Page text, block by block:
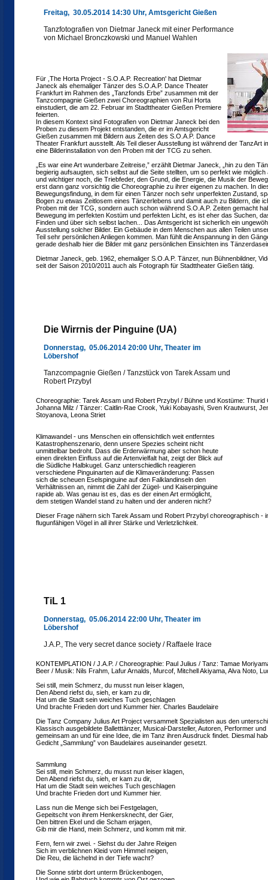
Freitag, 30.05.2014 14:30 Uhr, Amtsgericht Gießen
Tanzfotografien von Dietmar Janeck mit einer Performance
von Michael Bronczkowski und Manuel Wahlen
Für ,The Horta Project - S.O.A.P. Recreation' hat Dietmar
Janeck als ehemaliger Tänzer des S.O.A.P. Dance Theater
Frankfurt im Rahmen des „Tanzfonds Erbe” zusammen mit der
Tanzcompagnie Gießen zwei Choreographien von Rui Horta
einstudiert, die am 22. Februar im Stadttheater Gießen Premiere
feierten.
In diesem Kontext sind Fotografien von Dietmar Janeck bei den
Proben zu diesem Projekt entstanden, die er im Amtsgericht
Gießen zusammen mit Bildern aus Zeiten des S.O.A.P. Dance
Theater Frankfurt ausstellt. Als Teil dieser Ausstellung ist während der TanzArt
eine Bilderinstallation von den Proben mit der TCG zu sehen.
„Es war eine Art wunderbare Zeitreise,” erzählt Dietmar Janeck, „hin zu den
begierig aufsaugten, sich selbst auf die Seite stellten, um so perfekt wie
und wichtiger noch, die Triebfeder, den Grund, die Energie, die Musik der
erst dann ganz vorsichtig die Choreographie zu ihrer eigenen zu machen. In
Bewegungsfindung, in dem für einen Tänzer noch sehr unperfekten Zustand,
Bogen zu etwas Zeitlosem eines Tänzerlebens und damit auch zu Bildern, die
Proben mit der TCG, sondern auch schon während S.O.A.P. Zeiten gemacht
Bewegung im perfekten Kostüm und perfekten Licht, es ist eher das Suchen,
Finden und über sich selbst lachen... Das Amtsgericht ist sicherlich ein
Ausstellung solcher Bilder. Ein Gebäude in dem Menschen aus allen Teilen
Teil sehr persönlichen Anliegen kommen. Man fühlt die Anspannung in den
gerade deshalb hier die Bilder mit ganz persönlichen Einsichten ins
Dietmar Janeck, geb. 1962, ehemaliger S.O.A.P. Tänzer, nun Bühnenbildner,
seit der Saison 2010/2011 auch als Fotograph für Stadttheater Gießen tätig.
Die Wirrnis der Pinguine (UA)
Donnerstag, 05.06.2014 20:00 Uhr, Theater im
Löbershof
Tanzcompagnie Gießen / Tanzstück von Tarek Assam und
Robert Przybyl
Choreographie: Tarek Assam und Robert Przybyl / Bühne und Kostüme: Thurid
Johanna Milz / Tänzer: Caitlin-Rae Crook, Yuki Kobayashi, Sven Krautwurst,
Stoyanova, Leona Striet
Klimawandel - uns Menschen ein offensichtlich weit entferntes
Katastrophenszenario, denn unsere Spezies scheint nicht
unmittelbar bedroht. Dass die Erderwärmung aber schon heute
einen direkten Einfluss auf die Artenvielfalt hat, zeigt der Blick auf
die Südliche Halbkugel. Ganz unterschiedlich reagieren
verschiedene Pinguinarten auf die Klimaveränderung: Passen
sich die scheuen Eselspinguine auf den Falklandinseln den
Verhältnissen an, nimmt die Zahl der Zügel- und Kaiserpinguine
rapide ab. Was genau ist es, das es der einen Art ermöglicht,
dem stetigen Wandel stand zu halten und der anderen nicht?
Dieser Frage nähern sich Tarek Assam und Robert Przybyl choreographisch -
flugunfähigen Vögel in all ihrer Stärke und Verletzlichkeit.
TiL 1
Donnerstag, 05.06.2014 22:00 Uhr, Theater im
Löbershof
J.A.P., The very secret dance society / Raffaele Irace
KONTEMPLATION / J.A.P. / Choreographie: Paul Julius / Tanz: Tamae
Beer / Musik: Nils Frahm, Lafur Arnalds, Murcof, Mitchell Akiyama, Alva Noto,
Sei still, mein Schmerz, du musst nun leiser klagen,
Den Abend riefst du, sieh, er kam zu dir,
Hat um die Stadt sein weiches Tuch geschlagen
Und brachte Frieden dort und Kummer hier. Charles Baudelaire
Die Tanz Company Julius Art Project versammelt Spezialisten aus den
Klassisch ausgebildete Balletttänzer, Musical-Darsteller, Autoren, Performer
gemeinsam an und für eine Idee, die im Tanz ihren Ausdruck findet. Diesmal
Gedicht „Sammlung” von Baudelaires auseinander gesetzt.
Sammlung
Sei still, mein Schmerz, du musst nun leiser klagen,
Den Abend riefst du, sieh, er kam zu dir,
Hat um die Stadt sein weiches Tuch geschlagen
Und brachte Frieden dort und Kummer hier.
Lass nun die Menge sich bei Festgelagen,
Gepeitscht von ihrem Henkersknecht, der Gier,
Den bittren Ekel und die Scham erjagen,
Gib mir die Hand, mein Schmerz, und komm mit mir.
Fern, fern wir zwei. - Siehst du der Jahre Reigen
Sich im verblichnen Kleid vom Himmel neigen,
Die Reu, die lächelnd in der Tiefe wacht?
Die Sonne stirbt dort unterm Brückenbogen,